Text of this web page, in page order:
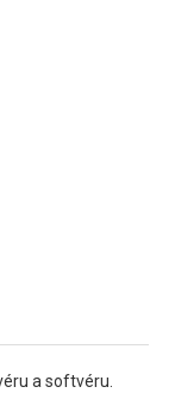
a softvéru.